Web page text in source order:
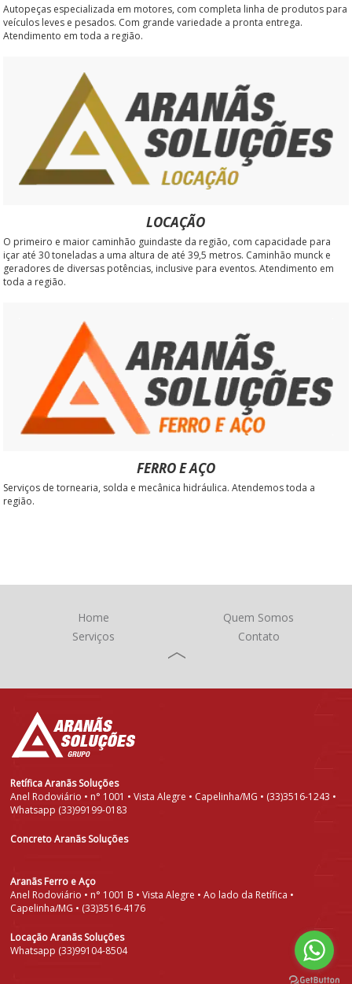
Autopeças especializada em motores, com completa linha de produtos para
veículos leves e pesados. Com grande variedade a pronta entrega.
Atendimento em toda a região.
LOCAÇÃO
O primeiro e maior caminhão guindaste da região, com capacidade para
içar até 30 toneladas a uma altura de até 39,5 metros. Caminhão munck e
geradores de diversas potências, inclusive para eventos. Atendimento em
toda a região.
FERRO E AÇO
Serviços de tornearia, solda e mecânica hidráulica. Atendemos toda a
região.
Home
Quem Somos
Serviços
Contato
Retífica Aranãs Soluções
Anel Rodoviário • n° 1001 • Vista Alegre • Capelinha/MG • (33)3516-1243 •
Whatsapp (33)99199-0183
Concreto Aranãs Soluções
Aranãs Ferro e Aço
Anel Rodoviário • n° 1001 B • Vista Alegre • Ao lado da Retífica •
Capelinha/MG • (33)3516-4176
Locação Aranãs Soluções
Whatsapp (33)99104-8504